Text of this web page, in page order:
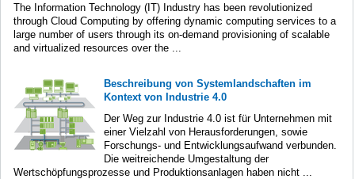
The Information Technology (IT) Industry has been revolutionized
through Cloud Computing by offering dynamic computing services to a
large number of users through its on-demand provisioning of scalable
and virtualized resources over the ...
Beschreibung von Systemlandschaften im
Kontext von Industrie 4.0
Der Weg zur Industrie 4.0 ist für Unternehmen mit
einer Vielzahl von Herausforderungen, sowie
Forschungs- und Entwicklungsaufwand verbunden.
Die weitreichende Umgestaltung der
Wertschöpfungsprozesse und Produktionsanlagen haben nicht ...